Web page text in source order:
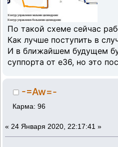
По такой схеме сейчас
Как лучше поступить в
И в ближайшем будущем
суппорта от е36, но это
-=Aw=-
Карма: 96
« 24 Января 2020, 22:17:41 »